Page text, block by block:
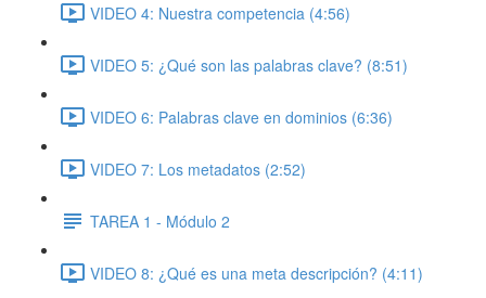
VIDEO 4: Nuestra competencia (4:56)
VIDEO 5: ¿Qué son las palabras clave? (8:51)
VIDEO 6: Palabras clave en dominios (6:36)
VIDEO 7: Los metadatos (2:52)
TAREA 1 - Módulo 2
VIDEO 8: ¿Qué es una meta descripción? (4:11)